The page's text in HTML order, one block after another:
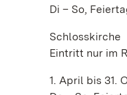
Di – So,
Schlosskirche
Eintritt nur im
1. April bis 31.